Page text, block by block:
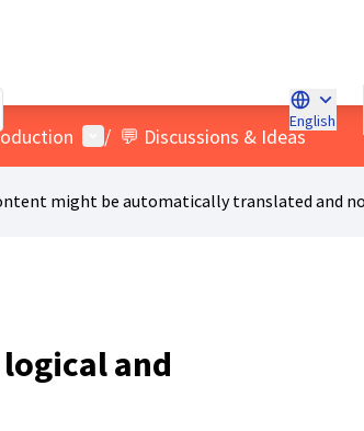
English
Choose
User menu
/ 💬 Discussions & Ideas
might be automatically translated and
and